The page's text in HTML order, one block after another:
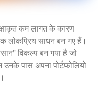
कम लागत के कारण
साधन बन गए हैं।
विकल्प बन गया है जो
उनके पास अपना पोर्टफोलियो